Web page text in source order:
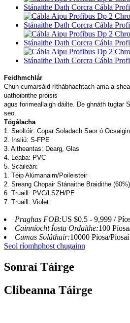
Feidhmchlár
Chun cumarsáid ríthábhachtach ama a
uathoibrithe próisis
agus forimeallaigh dáilte. De ghnáth tugtar
seo.
Tógálacha
1. Seoltóir: Copar Soladach Saor ó
2. Insliú: S-FPE
3. Aitheantas: Dearg, Glas
4. Leaba: PVC
5. Scáileán:
1. Téip Alúmanaim/Poileisteir
2. Sreang Chopair Stánaithe Braidithe (60%)
6. Truaill: PVC/LSZH/PE
7. Truaill: Violet
Praghas FOB:US $0.5 - 9,999 /
Cainníocht Íosta Ordaithe:100
Cumas Soláthair:10000 Píosa/
Seol ríomhphost chugainn
Sonraí Táirge
Clibeanna Táirge